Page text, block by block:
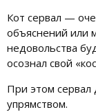
Кот сервал —
объяснений или
недовольства
осознал свой
При этом сервал
упрямством.